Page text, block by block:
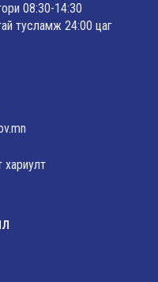
08:30-14:30
тусламж 24:00 цаг
хариулт